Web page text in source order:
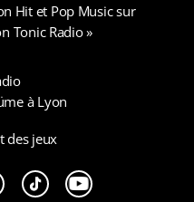
Hit et Pop Music sur
Tonic Radio »
à Lyon
des jeux